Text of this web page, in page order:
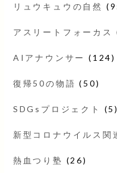
リュウキュウの自然
アスリートフォーカス
AIアナウンサー (124)
復帰50の物語 (50)
SDGsプロジェクト (5)
新型コロナウイルス関
熱血つり塾 (26)